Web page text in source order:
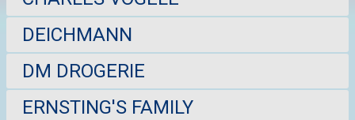
DEICHMANN
DM DROGERIE
ERNSTING'S FAMILY